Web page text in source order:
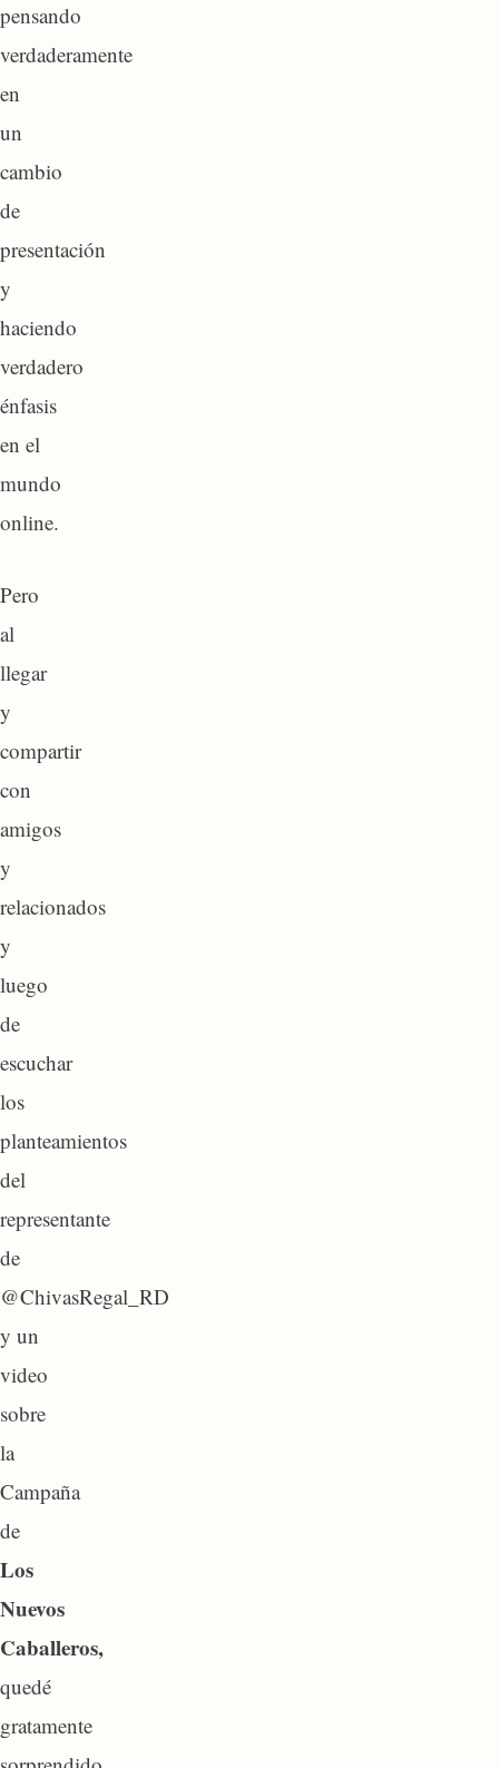
pensando
verdaderamente
en
un
cambio
de
presentación
y
haciendo
verdadero
énfasis
en el
mundo
online.
Pero
al
llegar
y
compartir
con
amigos
y
relacionados
y
luego
de
escuchar
los
planteamientos
del
representante
de
@ChivasRegal_RD
y un
video
sobre
la
Campaña
de
Los
Nuevos
Caballeros,
quedé
gratamente